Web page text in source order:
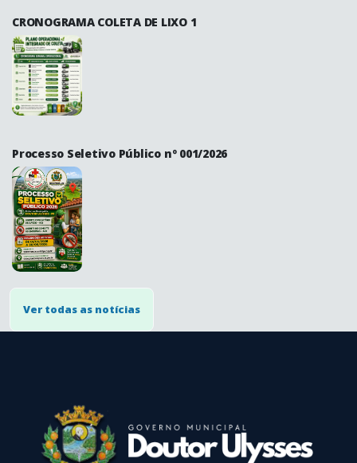
CRONOGRAMA COLETA DE LIXO 1
Processo Seletivo Público nº 001/2026
Ver todas as notícias